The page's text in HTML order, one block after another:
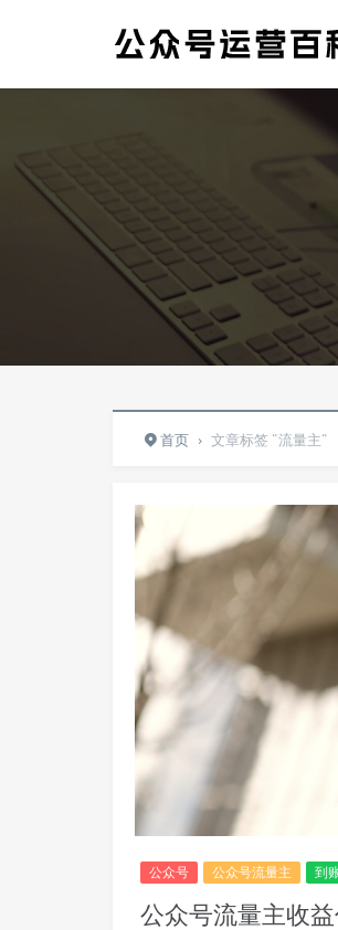
首页 › 文章标签 "流量主"
公众号 公众号流量主 到
公众号流量主收